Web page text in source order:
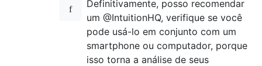
Definitivamente, posso recomendar
um @IntuitionHQ, verifique se você
pode usá-lo em conjunto com um
smartphone ou computador, porque
isso torna a análise de seus